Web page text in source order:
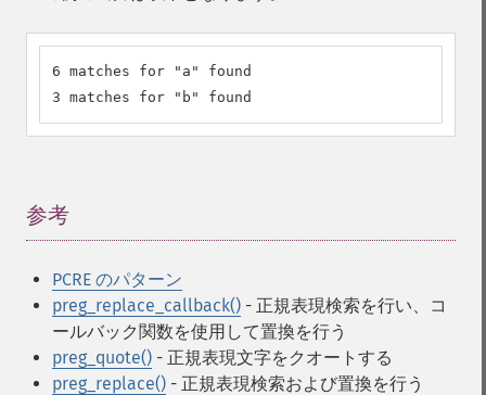
6 matches for "a" found
3 matches for "b" found
参考
PCRE のパターン
preg_replace_callback() - 正規表現検索を行い、コ
ールバック関数を使用して置換を行う
preg_quote() - 正規表現文字をクオートする
preg_replace() - 正規表現検索および置換を行う